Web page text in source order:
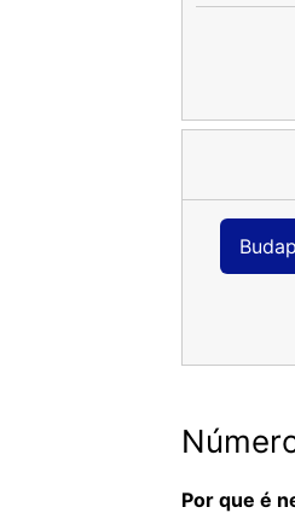
Por que é